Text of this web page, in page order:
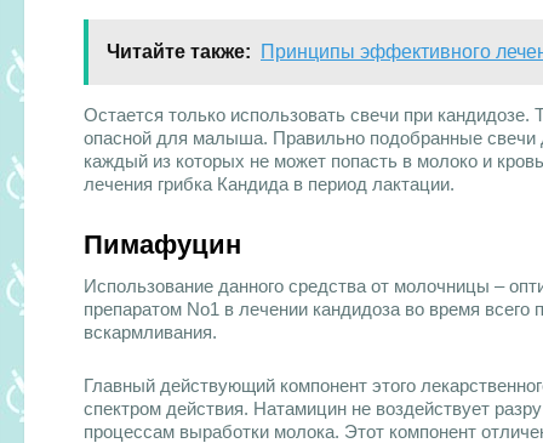
Читайте также: Принципы эффективного
Остается только использовать свечи при
опасной для малыша. Правильно подобранные свечи
каждый из которых не может попасть в молоко и
лечения грибка Кандида в период лактации.
Пимафуцин
Использование данного средства от молочницы –
препаратом No1 в лечении кандидоза во время
вскармливания.
Главный действующий компонент этого
спектром действия. Натамицин не воздействует
процессам выработки молока. Этот компонент